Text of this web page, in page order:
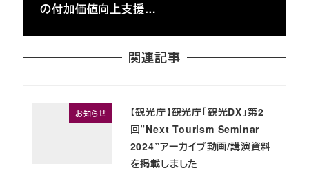
の付加価値向上支援…
関連記事
お知らせ
【観光庁】観光庁「観光DX」第2
回”Next Tourism Seminar
2024”アーカイブ動画/講演資料
を掲載しました